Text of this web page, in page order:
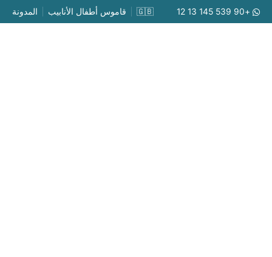
Skip
to
+90 539 145 13 12 المدونة قاموس أطفال الأنابيب 🇬🇧